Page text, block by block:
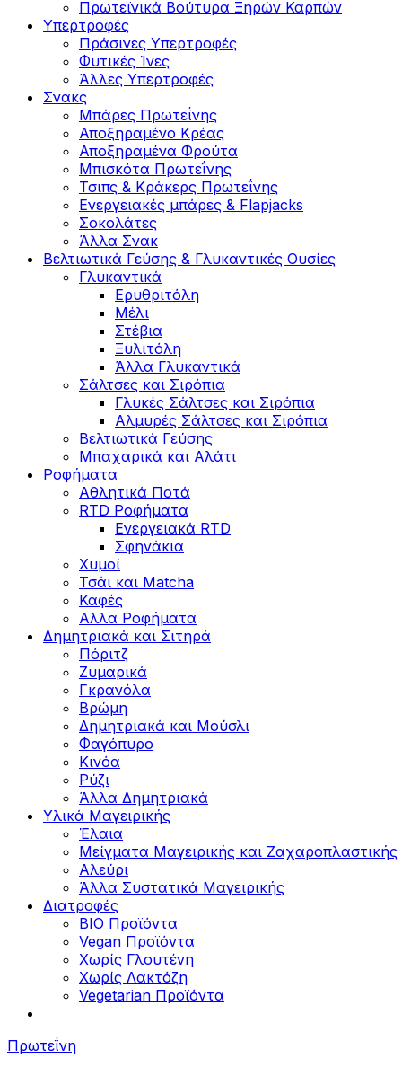
Πρωτεϊνικά Βούτυρα Ξηρών Καρπών
Υπερτροφές
Πράσινες Υπερτροφές
Φυτικές Ίνες
Άλλες Υπερτροφές
Σνακς
Μπάρες Πρωτεΐνης
Αποξηραμένο Κρέας
Αποξηραμένα Φρούτα
Μπισκότα Πρωτεΐνης
Τσιπς & Kράκερς Πρωτεΐνης
Ενεργειακές μπάρες & Flapjacks
Σοκολάτες
Άλλα Σνακ
Βελτιωτικά Γεύσης & Γλυκαντικές Ουσίες
Γλυκαντικά
Ερυθριτόλη
Μέλι
Στέβια
Ξυλιτόλη
Άλλα Γλυκαντικά
Σάλτσες και Σιρόπια
Γλυκές Σάλτσες και Σιρόπια
Αλμυρές Σάλτσες και Σιρόπια
Bελτιωτικά Γεύσης
Μπαχαρικά και Αλάτι
Ροφήματα
Αθλητικά Ποτά
RTD Ροφήματα
Ενεργειακά RTD
Σφηνάκια
Χυμοί
Τσάι και Matcha
Καφές
Αλλα Ροφήματα
Δημητριακά και Σιτηρά
Πόριτζ
Ζυμαρικά
Γκρανόλα
Βρώμη
Δημητριακά και Μούσλι
Φαγόπυρο
Κινόα
Ρύζι
Άλλα Δημητριακά
Υλικά Μαγειρικής
Έλαια
Μείγματα Μαγειρικής και Ζαχαροπλαστικής
Αλεύρι
Άλλα Συστατικά Μαγειρικής
Διατροφές
BIO Προϊόντα
Vegan Προϊόντα
Χωρίς Γλουτένη
Χωρίς Λακτόζη
Vegetarian Προϊόντα
Πρωτεΐνη